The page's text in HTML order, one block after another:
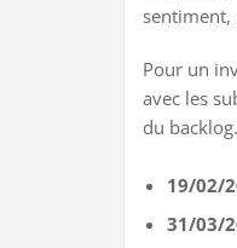
sentiment,
Pour un
avec les
du
19/02/
31/03/